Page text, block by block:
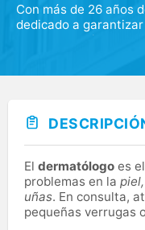
Con más de 26 años
dedicado a
nuestros pacientes.
ofrecer seguridad y
especialidades y
la salud, con el
El dermatólogo es
problemas en la
uñas. En consulta,
pequeñas verrugas